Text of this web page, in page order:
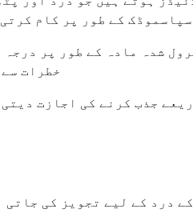
کے طور پر کام
شدہ مادہ کے طور پر
خطرات
جذب کرنے کی اجازت
درد کے لیے تجویز کی